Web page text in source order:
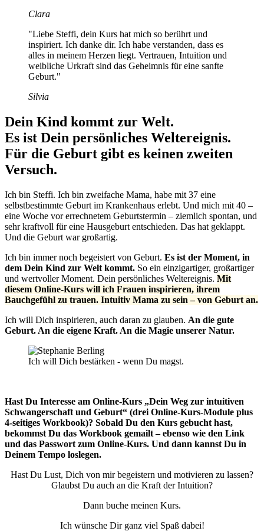
Clara
"Liebe Steffi, dein Kurs hat mich so berührt und
inspiriert. Ich danke dir. Ich habe verstanden, dass es
alles in meinem Herzen liegt. Vertrauen, Intuition und
weibliche Urkraft sind das Geheimnis für eine sanfte
Geburt."
Silvia
Dein Kind kommt zur Welt.
Es ist Dein persönliches Weltereignis.
Für die Geburt gibt es keinen zweiten
Versuch.
Ich bin Steffi. Ich bin zweifache Mama, habe mit 37 eine
selbstbestimmte Geburt im Krankenhaus erlebt. Und mich mit 40 –
eine Woche vor errechnetem Geburtstermin – ziemlich spontan, und
sehr kraftvoll für eine Hausgeburt entschieden. Das hat geklappt.
Und die Geburt war großartig.
Ich bin immer noch begeistert von Geburt. Es ist der Moment, in
dem Dein Kind zur Welt kommt. So ein einzigartiger, großartiger
und wertvoller Moment. Dein persönliches Weltereignis. Mit
diesem Online-Kurs will ich Frauen inspirieren, ihrem
Bauchgefühl zu trauen. Intuitiv Mama zu sein – von Geburt an.
Ich will Dich inspirieren, auch daran zu glauben. An die gute
Geburt. An die eigene Kraft. An die Magie unserer Natur.
Ich will Dich bestärken - wenn Du magst.
Hast Du Interesse am Online-Kurs „Dein Weg zur intuitiven
Schwangerschaft und Geburt“ (drei Online-Kurs-Module plus
4-seitiges Workbook)? Sobald Du den Kurs gebucht hast,
bekommst Du das Workbook gemailt – ebenso wie den Link
und das Passwort zum Online-Kurs. Und dann kannst Du in
Deinem Tempo loslegen.
Hast Du Lust, Dich von mir begeistern und motivieren zu lassen?
Glaubst Du auch an die Kraft der Intuition?
Dann buche meinen Kurs.
Ich wünsche Dir ganz viel Spaß dabei!